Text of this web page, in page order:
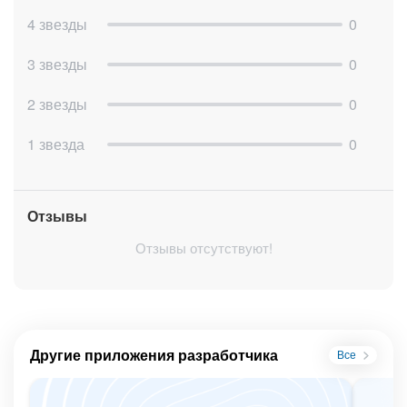
сократить или выбираем поле из которого робот
получит ссылку для сокращения и схраняем робота.
“таймлайн” сделки.
Вывод короткой ссылки в пользовательское поле:
4 звезды
0
3 звезды
0
2 звезды
0
1 звезда
0
Отзывы
Отзывы отсутствуют!
Другие приложения разработчика Все